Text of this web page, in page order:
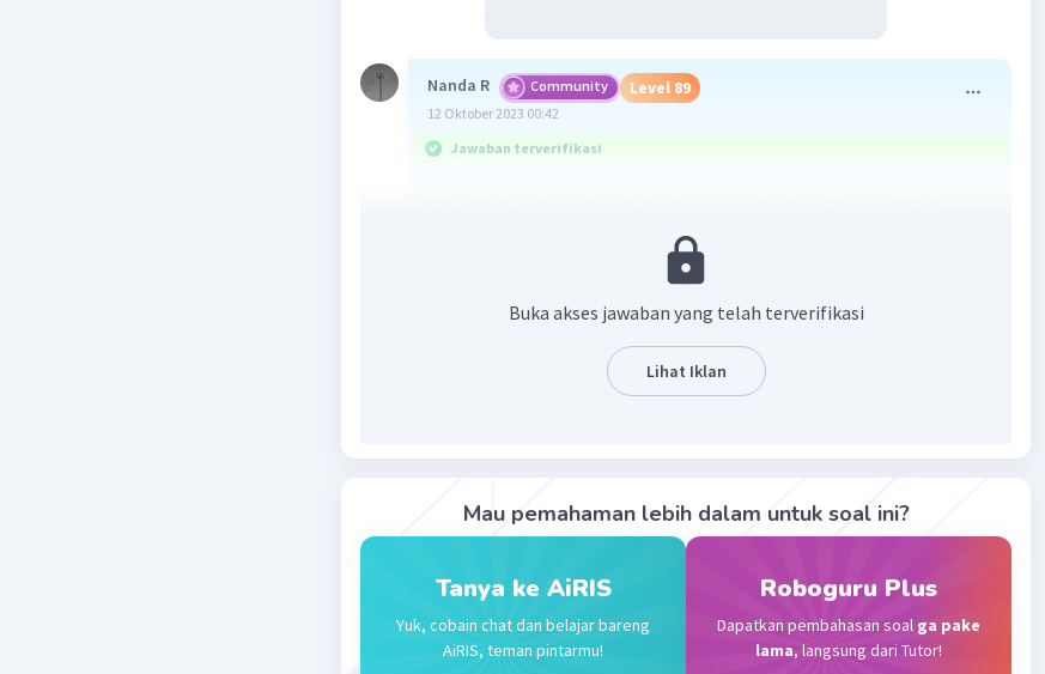
Nanda R Community Level 89
12 Oktober 2023 00:42
Jawaban terverifikasi
Community Level 72
adalah unit struktural dan fungsional terkecil dari makhluk hidup
Buka akses jawaban yang telah terverifikasi
Lihat Iklan
Mau pemahaman lebih dalam untuk soal ini?
Tanya ke AiRIS
Yuk, cobain chat dan belajar bareng
AiRIS, teman pintarmu!
Roboguru Plus
Dapatkan pembahasan soal ga pake
lama, langsung dari Tutor!